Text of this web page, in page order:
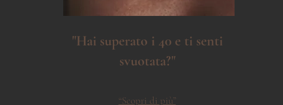
"Hai superato i 40 e ti senti
svuotata?"
“Scopri di più”